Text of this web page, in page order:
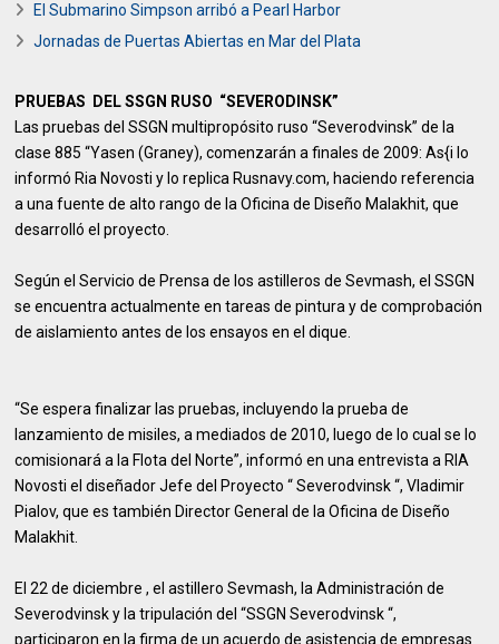
El Submarino Simpson arribó a Pearl Harbor
Jornadas de Puertas Abiertas en Mar del Plata
PRUEBAS DEL SSGN RUSO “SEVERODINSK”
Las pruebas del SSGN multipropósito ruso “Severodvinsk” de la
clase 885 “Yasen (Graney), comenzarán a finales de 2009: As{i lo
informó Ria Novosti y lo replica Rusnavy.com, haciendo referencia
a una fuente de alto rango de la Oficina de Diseño Malakhit, que
desarrolló el proyecto.
Según el Servicio de Prensa de los astilleros de Sevmash, el SSGN
se encuentra actualmente en tareas de pintura y de comprobación
de aislamiento antes de los ensayos en el dique.
“Se espera finalizar las pruebas, incluyendo la prueba de
lanzamiento de misiles, a mediados de 2010, luego de lo cual se lo
comisionará a la Flota del Norte”, informó en una entrevista a RIA
Novosti el diseñador Jefe del Proyecto “ Severodvinsk “, Vladimir
Pialov, que es también Director General de la Oficina de Diseño
Malakhit.
El 22 de diciembre , el astillero Sevmash, la Administración de
Severodvinsk y la tripulación del “SSGN Severodvinsk “,
participaron en la firma de un acuerdo de asistencia de empresas